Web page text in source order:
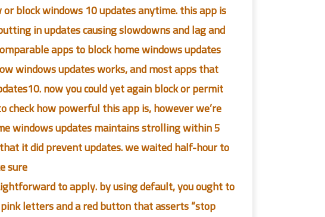
block windows 10 updates anytime. this app is
in updates causing slowdowns and lag and
apps to block home windows updates
windows updates works, and most apps that
now you could yet again block or permit
how powerful this app is, however we’re
windows updates maintains strolling within 5
it did prevent updates. we waited half-hour to
sure.
to apply. by using default, you ought to
letters and a red button that asserts “stop